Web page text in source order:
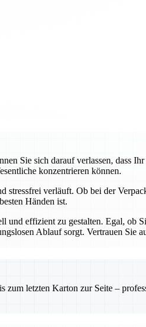
Sie sich darauf verlassen, dass
konzentrieren können.
verläuft. Ob bei der
Händen ist.
effizient zu gestalten. Egal, ob
Ablauf sorgt. Vertrauen Sie
zum letzten Karton zur Seite –